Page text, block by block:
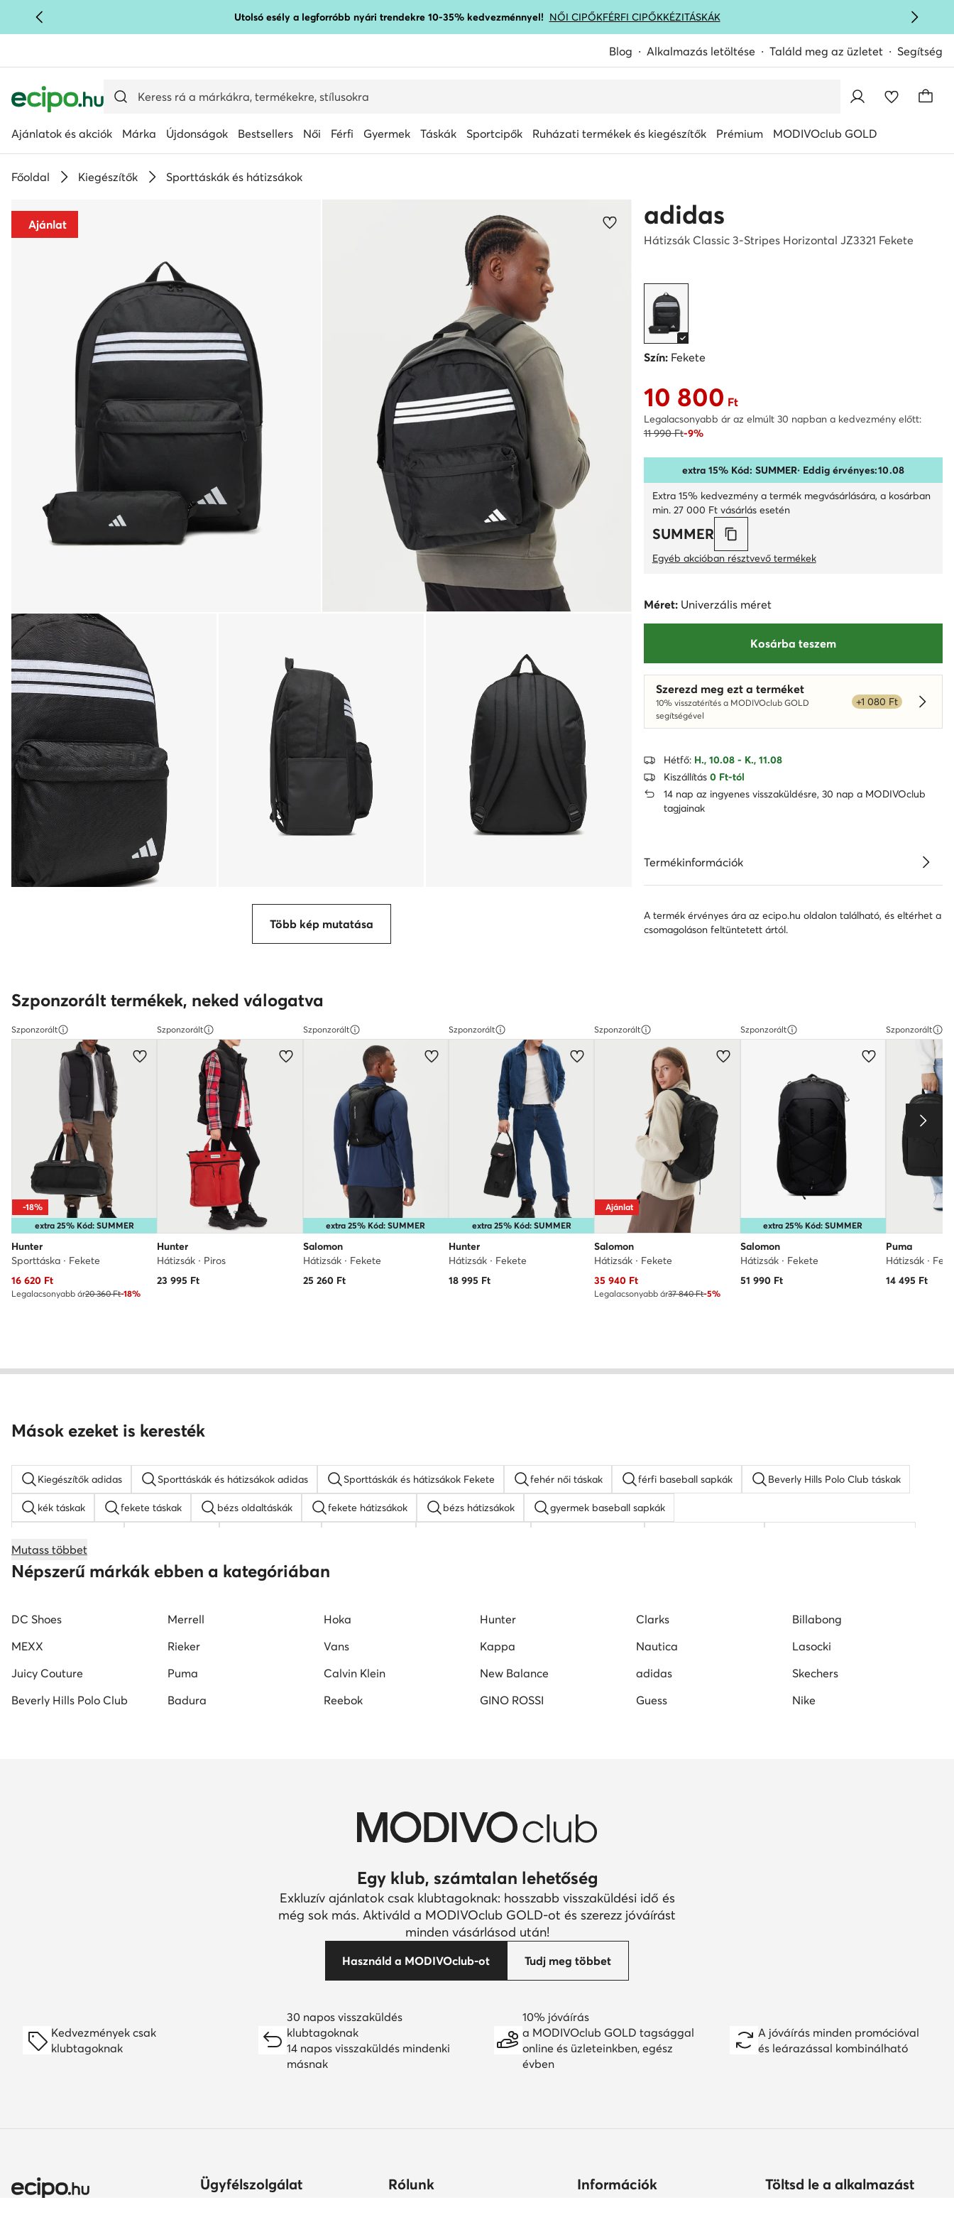
UGRÁS A FŐ TARTALOMRA Utolsó esély a legforróbb nyári trendekre 10-35% kedvezménnyel! NŐI CIPŐKFÉRFI CIPŐKKÉZITÁSKÁK
Blog Alkalmazás letöltése Találd meg az üzletet Segítség
Ajánlatok és akciók Márka Újdonságok Bestsellers Női Férfi Gyermek Táskák Sportcipők Ruházati termékek és kiegészítők Prémium MODIVOclub GOLD
Főoldal Kiegészítők Sporttáskák és hátizsákok
Több kép mutatása
Ajánlat adidas
Hátizsák Classic 3-Stripes Horizontal JZ3321 Fekete
Szín:Fekete
Aktuális ár 10 800 Ft
10 800 Ft
Legalacsonyabb ár az elmúlt 30 napban a kedvezmény előtt:
11 990 Ft-9%
extra 15% Kód: SUMMER· Eddig érvényes:10.08
Extra 15% kedvezmény a termék megvásárlására, a kosárban
min. 27 000 Ft vásárlás esetén
SUMMER
Egyéb akcióban résztvevő termékek
Méret: Univerzális méret
Kosárba teszem
Szerezd meg ezt a terméket
10% visszatérítés a MODIVOclub GOLD
segítségével
+1 080 Ft
Hétfő: H., 10.08 - K., 11.08
Kiszállítás 0 Ft-tól
14 nap az ingyenes visszaküldésre, 30 nap a MODIVOclub
tagjainak
Termékinformációk
A termék érvényes ára az ecipo.hu oldalon található, és eltérhet a
csomagoláson feltüntetett ártól.
Szponzorált termékek, neked válogatva
Szponzorált
extra 25% Kód: SUMMER
-18%
Hunter
Sporttáska · Fekete
Aktuális ár
16 620 Ft
Legalacsonyabb ár20 360 Ft-18%
Szponzorált
Hunter
Hátizsák · Piros
23 995 Ft
Szponzorált
extra 25% Kód: SUMMER
Salomon
Hátizsák · Fekete
25 260Ft
Szponzorált
extra 25% Kód: SUMMER
Hunter
Hátizsák · Fekete
18 995 Ft
Szponzorált
Ajánlat
Salomon
Hátizsák · Fekete
Aktuális ár
35 940 Ft
Legalacsonyabb ár37 840 Ft-5%
Szponzorált
extra 25% Kód: SUMMER
Salomon
Hátizsák · Fekete
51 990Ft
Szponzorált
Puma
Hátizsák ·
14 495 Ft
Mások ezeket is keresték
Kiegészítők adidas Sporttáskák és hátizsákok adidas Sporttáskák és hátizsákok Fekete fehér női táskak férfi baseball sapkák Beverly Hills Polo Club táskak
kék táskak fekete táskak bézs oldaltáskák fekete hátizsákok bézs hátizsákok gyermek baseball sapkák
bőr táskak Nine West táskak fekete oldaltáskák
Mutass többet
Népszerű márkák ebben a kategóriában
DC Shoes Merrell Hoka Hunter Clarks
Billabong
MEXX
Rieker Vans Kappa Nautica
Lasocki
Juicy Couture
Puma Calvin Klein New Balance adidas
Skechers
Beverly Hills Polo Club
Badura Reebok GINO ROSSI Guess Nike
Egy klub, számtalan lehetőség
Exkluzív ajánlatok csak klubtagoknak: hosszabb visszaküldési idő és
még sok más. Aktiváld a MODIVOclub GOLD-ot és szerezz jóváírást
minden vásárlásod után!
Használd a MODIVOclub-ot Tudj meg többet
Kedvezmények csak
klubtagoknak
30 napos visszaküldés
klubtagoknak
14 napos visszaküldés mindenki
másnak
10% jóváírás
a MODIVOclub GOLD tagsággal
online és üzleteinkben, egész
évben
A jóváírás minden promócióval
és leárazással kombinálható
Ügyfélszolgálat Rólunk Információk Töltsd le a alkalmazást